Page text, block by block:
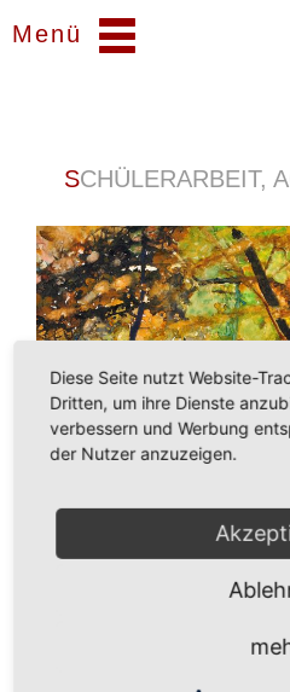
Menü
SCHÜLERARBEIT,
Diese Seite nutzt Website-
Dritten, um ihre Dienste
verbessern und Werbung
der Nutzer anzuzeigen.